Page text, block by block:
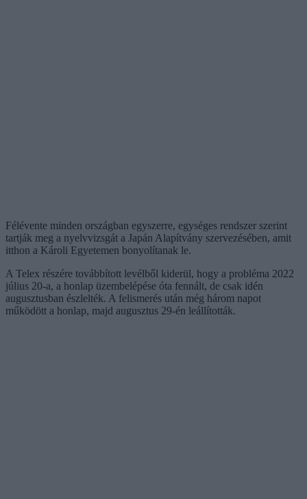
Félévente minden országban egyszerre, egységes rendszer szerint
tartják meg a nyelvvizsgát a Japán Alapítvány szervezésében, amit
itthon a Károli Egyetemen bonyolítanak le.
A Telex részére továbbított levélből kiderül, hogy a probléma 2022
július 20-a, a honlap üzembelépése óta fennált, de csak idén
augusztusban észlelték. A felismerés után még három napot
működött a honlap, majd augusztus 29-én leállították.